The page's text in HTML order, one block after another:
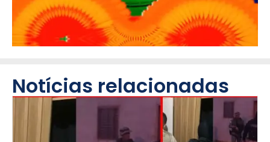
Notícias relacionadas